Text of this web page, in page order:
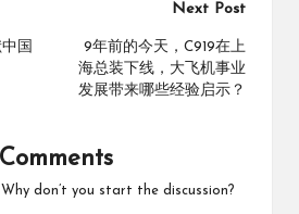
国
Next Post
9年前的今天，C919在上
海总装下线，大飞机事业
发展带来哪些经验启示？
Comments
don’t you start the discussion?